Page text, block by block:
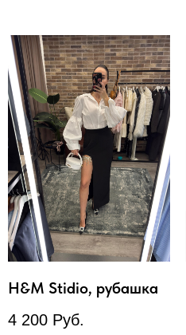
H&M Stidio, рубашка
4 200 Руб.